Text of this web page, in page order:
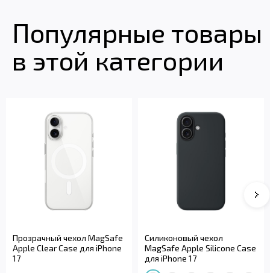
Популярные товары
в этой категории
Прозрачный чехол MagSafe
Apple Clear Case для iPhone
17
Силиконовый чехол
MagSafe Apple Silicone Case
для iPhone 17